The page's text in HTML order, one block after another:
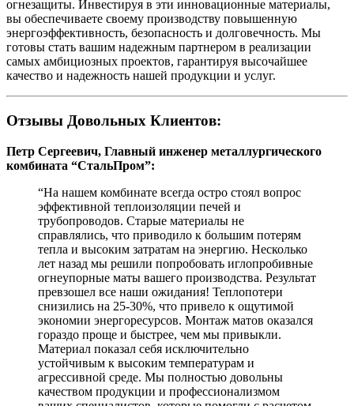
огнезащиты. Инвестируя в эти инновационные материалы,
вы обеспечиваете своему производству повышенную
энергоэффективность, безопасность и долговечность. Мы
готовы стать вашим надежным партнером в реализации
самых амбициозных проектов, гарантируя высочайшее
качество и надежность нашей продукции и услуг.
Отзывы Довольных Клиентов:
Петр Сергеевич, Главный инженер металлургического
комбината “СтальПром”:
“На нашем комбинате всегда остро стоял вопрос
эффективной теплоизоляции печей и
трубопроводов. Старые материалы не
справлялись, что приводило к большим потерям
тепла и высоким затратам на энергию. Несколько
лет назад мы решили попробовать иглопробивные
огнеупорные маты вашего производства. Результат
превзошел все наши ожидания! Теплопотери
снизились на 25-30%, что привело к ощутимой
экономии энергоресурсов. Монтаж матов оказался
гораздо проще и быстрее, чем мы привыкли.
Материал показал себя исключительно
устойчивым к высоким температурам и
агрессивной среде. Мы полностью довольны
качеством продукции и профессионализмом